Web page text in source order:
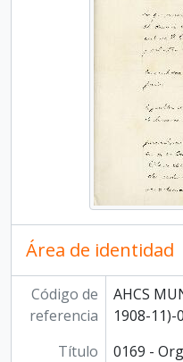
Área de identidad
Código de
referencia
AHCS
1908-11)-
Título
0169 -